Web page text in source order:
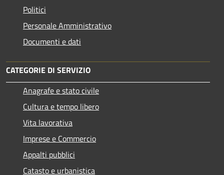
Politici
Personale Amministrativo
Documenti e dati
CATEGORIE DI SERVIZIO
Anagrafe e stato civile
Cultura e tempo libero
Vita lavorativa
Imprese e Commercio
Appalti pubblici
Catasto e urbanistica